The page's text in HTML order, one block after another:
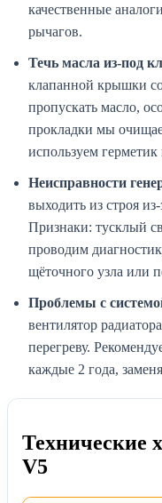
качественные
рычагов.
Течь масла из-под
клапанной крышки
пропускать масло,
прокладки мы
используем герметик
Неисправности
выходить из строя
Признаки: тусклый
проводим
щёточного узла или
Проблемы с
вентилятор
перегреву.
каждые 2 года,
Технические
V5